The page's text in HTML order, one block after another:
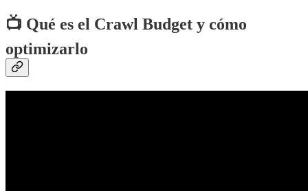
📺 Qué es el Crawl Budget y cómo
optimizarlo